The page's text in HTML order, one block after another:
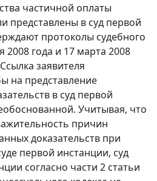
частичной оплаты
представлены в суд первой
протоколы судебного
2008 года и 17 марта 2008
заявителя
на представление
в суд первой
Учитывая, что
причин
доказательств при
первой инстанции, суд
согласно части 2 статьи